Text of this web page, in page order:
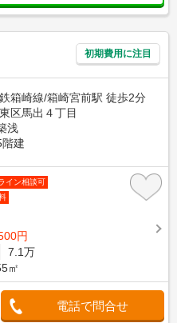
初期費用に注目
箱崎線/箱崎宮前駅 徒歩2分
区馬出４丁目
浅
階建
イン相談可
円
7.1万
㎡
電話で問合せ